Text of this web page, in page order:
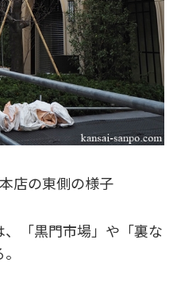
店の東側の様子
、「黒門市場」や「裏な